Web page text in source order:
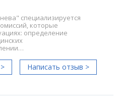
специализируется
которые
определение
Написать отзыв >